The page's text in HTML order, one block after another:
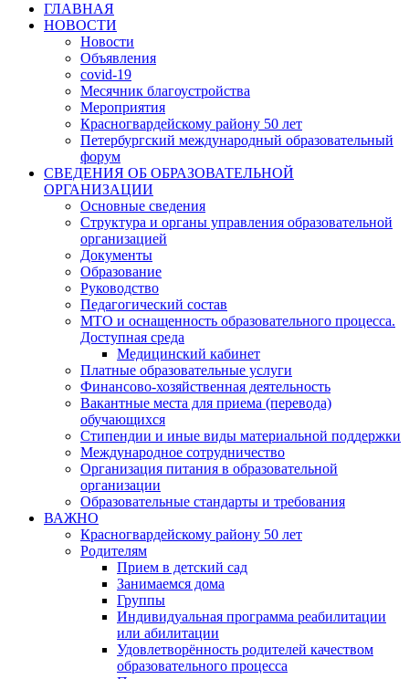
ГЛАВНАЯ
НОВОСТИ
Новости
Объявления
covid-19
Месячник благоустройства
Мероприятия
Красногвардейскому району 50 лет
Петербургский международный образовательный
форум
СВЕДЕНИЯ ОБ ОБРАЗОВАТЕЛЬНОЙ
ОРГАНИЗАЦИИ
Основные сведения
Структура и органы управления образовательной
организацией
Документы
Образование
Руководство
Педагогический состав
МТО и оснащенность образовательного процесса.
Доступная среда
Медицинский кабинет
Платные образовательные услуги
Финансово-хозяйственная деятельность
Вакантные места для приема (перевода)
обучающихся
Стипендии и иные виды материальной поддержки
Международное сотрудничество
Организация питания в образовательной
организации
Образовательные стандарты и требования
ВАЖНО
Красногвардейскому району 50 лет
Родителям
Прием в детский сад
Занимаемся дома
Группы
Индивидуальная программа реабилитации
или абилитации
Удовлетворённость родителей качеством
образовательного процесса